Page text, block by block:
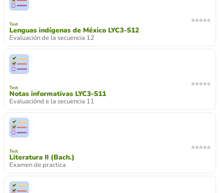
Test
Lenguas indígenas de México LYC3-S12
Evaluación de la secuencia 12
Test
Notas informativas LYC3-S11
Evaluaciónd e la secuencia 11
Test
Literatura II (Bach.)
Examen de practica